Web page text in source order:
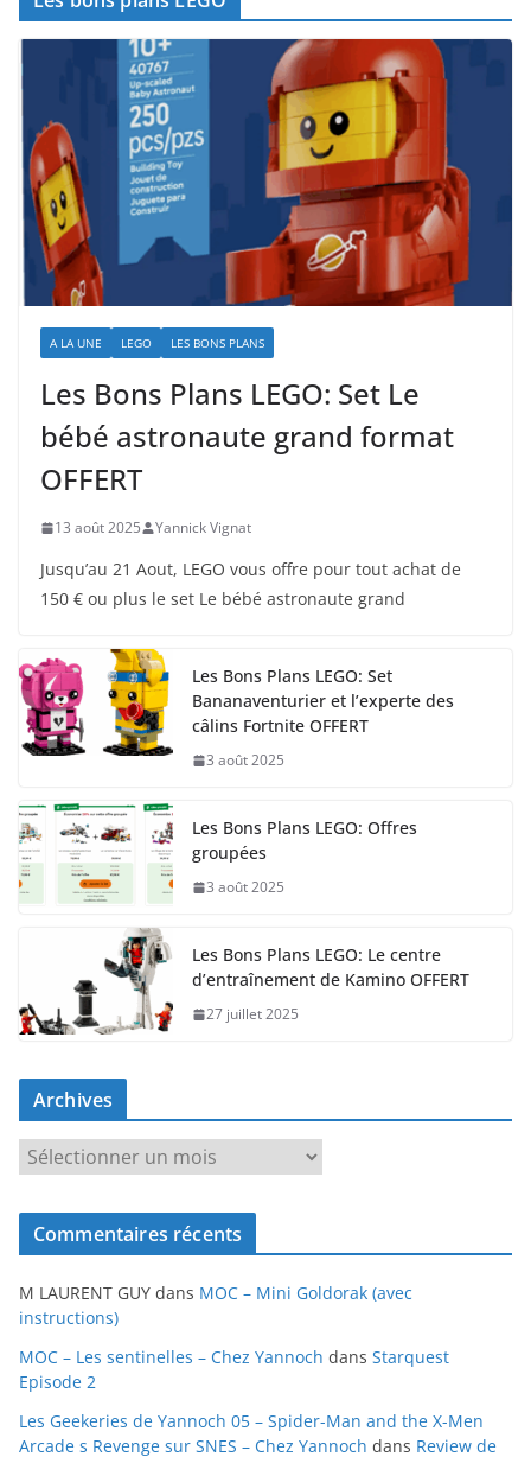
A LA UNE LEGO LES BONS PLANS
Les Bons Plans LEGO: Set Le
bébé astronaute grand format
OFFERT
13 août 2025 Yannick Vignat
Jusqu’au 21 Aout, LEGO vous offre pour tout achat de
150 € ou plus le set Le bébé astronaute grand
Les Bons Plans LEGO: Set
Bananaventurier et l’experte des
câlins Fortnite OFFERT
3 août 2025
Les Bons Plans LEGO: Offres
groupées
3 août 2025
Les Bons Plans LEGO: Le centre
d’entraînement de Kamino OFFERT
27 juillet 2025
Archives
r
c
v
e
s
Commentaires récents
M LAURENT GUY dans MOC – Mini Goldorak (avec
instructions)
MOC – Les sentinelles – Chez Yannoch dans Starquest
Episode 2
Les Geekeries de Yannoch 05 – Spider-Man and the X-Men
Arcade s Revenge sur SNES – Chez Yannoch dans Review de